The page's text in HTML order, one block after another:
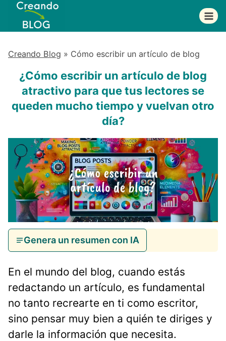
Saltar
contenido
Creando Blog » Cómo escribir un artículo de blog
¿Cómo escribir un artículo de blog
atractivo para que tus lectores se
queden mucho tiempo y vuelvan otro
día?
Genera un resumen con IA
En el mundo del blog, cuando estás
redactando un artículo, es fundamental
no tanto recrearte en ti como escritor,
sino pensar muy bien a quién te diriges y
darle la información que necesita.